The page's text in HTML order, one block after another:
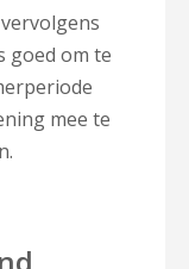
goed om te
mee te